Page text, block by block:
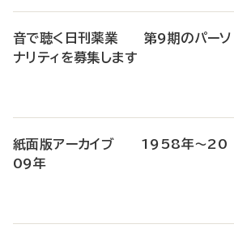
音で聴く日刊薬業 第9期のパーソ
ナリティを募集します
紙面版アーカイブ 1958年～20
09年